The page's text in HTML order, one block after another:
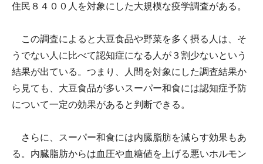
住民８４００人を対象にした大規模な疫学調査がある。
この調査によると大豆食品や野菜を多く摂る人は、そ
うでない人に比べて認知症になる人が３割少ないという
結果が出ている。つまり、人間を対象にした調査結果か
ら見ても、大豆食品が多いスーパー和食には認知症予防
について一定の効果があると判断できる。
さらに、スーパー和食には内臓脂肪を減らす効果もあ
る。内臓脂肪からは血圧や血糖値を上げる悪いホルモン